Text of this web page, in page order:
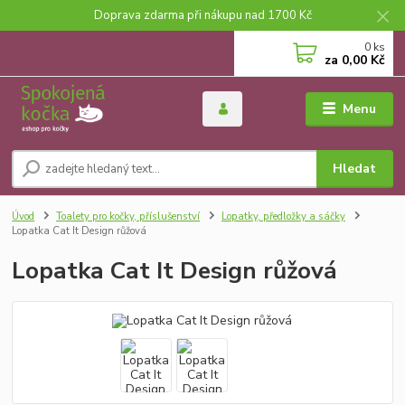
Doprava zdarma při nákupu nad 1700 Kč
Menu
Hledat
0 ks
za 0,00 Kč
Úvod Toalety pro kočky, příslušenství
Lopatky, předložky a sáčky
Lopatka Cat It Design růžová
Lopatka Cat It Design růžová